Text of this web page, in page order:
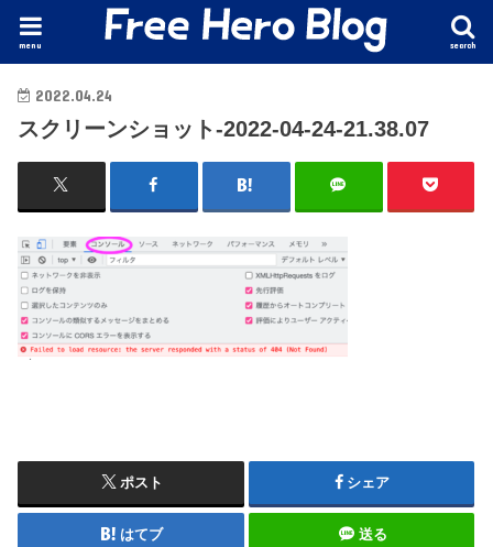
search
menu
2022.04.24
スクリーンショット-2022-04-24-21.38.07
ポスト シェア
はてブ 送る